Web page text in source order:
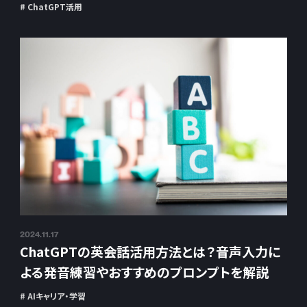
# ChatGPT活用
2024.11.17
ChatGPTの英会話活用方法とは？音声入力に
よる発音練習やおすすめのプロンプトを解説
# AIキャリア・学習